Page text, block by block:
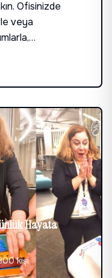
Ofisinizde
veya
Hayata
kişi